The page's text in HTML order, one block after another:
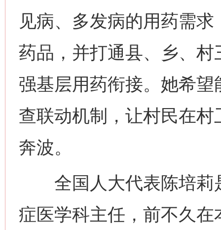
见病、多发病的用药需
药品，并打通县、乡、
强基层用药衔接。她希
查联动机制，让村民在
奔波。
全国人大代表陈培莉
症医学科主任，前不久